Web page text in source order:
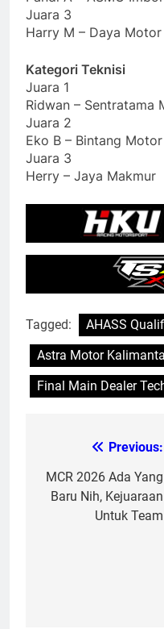
Juara 3
Harry M – Daya
Kategori Teknisi
Juara 1
Ridwan – Sentratama
Juara 2
Eko B – Bintang
Juara 3
Herry – Jaya Makmur
Tagged:
AHASS
Astra Motor
Final Main Dealer
navigation
Previous:
MCR 2026 Ada Yang
Baru Nih, Kejuaraan
Untuk Team